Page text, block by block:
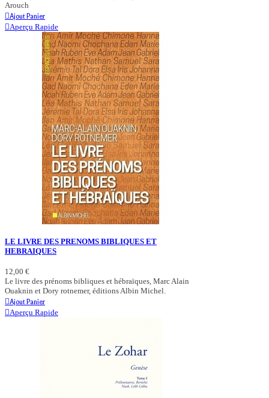
Arouch
Ajout Panier
Aperçu Rapide
LE LIVRE DES PRENOMS BIBLIQUES ET
HEBRAIQUES
12,00 €
Le livre des prénoms bibliques et hébraïques, Marc Alain
Ouaknin et Dory rotnemer, éditions Albin Michel.
Ajout Panier
Aperçu Rapide